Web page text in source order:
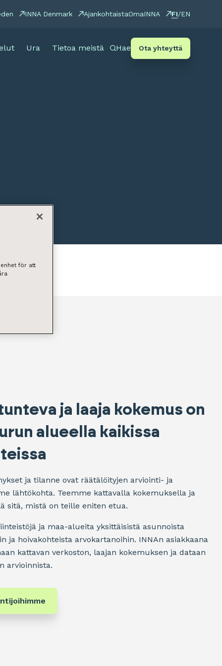
INNA Denmark AjankohtaistaOmaINNA FI/EN
Ura Tietoa meistä Hae Ota yhteyttä
ja laaja kokemus on
alueella kaikissa
ja tilanne ovat räätälöityjen arviointi- ja
lähtökohta. Teemme kattavalla kokemuksella ja
sitä, mistä on teille eniten etua.
ja maa-alueita yksittäisistä asunnoista
ja hoivakohteista arvokartanoihin. INNAn asiakkaana
kattavan verkoston, laajan kokemuksen ja dataan
arvioinnista.
för att